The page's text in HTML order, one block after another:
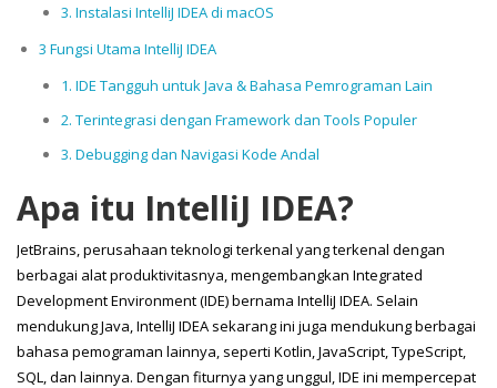
3. Instalasi IntelliJ IDEA di macOS
3 Fungsi Utama IntelliJ IDEA
1. IDE Tangguh untuk Java & Bahasa Pemrograman Lain
2. Terintegrasi dengan Framework dan Tools Populer
3. Debugging dan Navigasi Kode Andal
Apa itu IntelliJ IDEA?
JetBrains, perusahaan teknologi terkenal yang terkenal dengan
berbagai alat produktivitasnya, mengembangkan Integrated
Development Environment (IDE) bernama IntelliJ IDEA. Selain
mendukung Java, IntelliJ IDEA sekarang ini juga mendukung berbagai
bahasa pemograman lainnya, seperti Kotlin, JavaScript, TypeScript,
SQL, dan lainnya. Dengan fiturnya yang unggul, IDE ini mempercepat